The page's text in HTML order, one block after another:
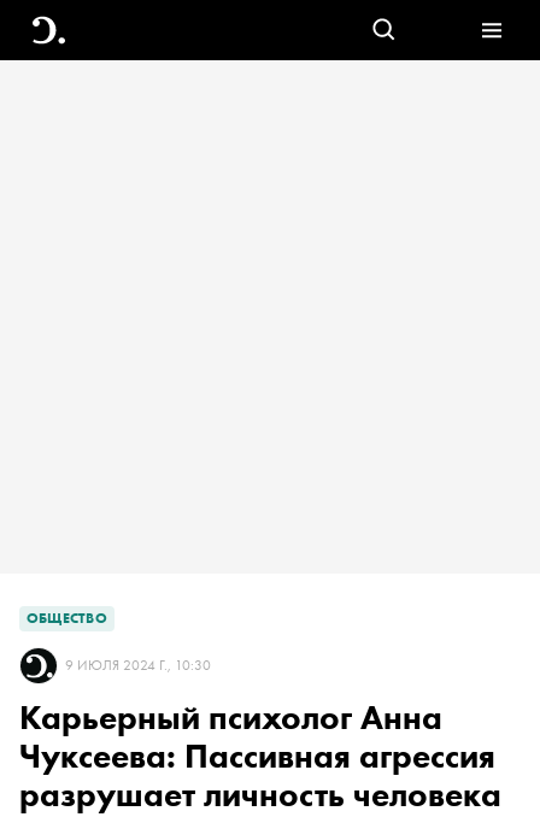
ОБЩЕСТВО
9 ИЮЛЯ 2024 Г., 10:30
Карьерный психолог Анна
Чуксеева: Пассивная агрессия
разрушает личность человека